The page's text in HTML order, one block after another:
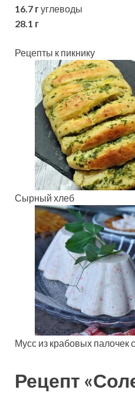
16.7 гуглеводы
28.1 г
Рецепты к пикнику
Сырный хлеб
Мусс из крабовых палочек
Рецепт